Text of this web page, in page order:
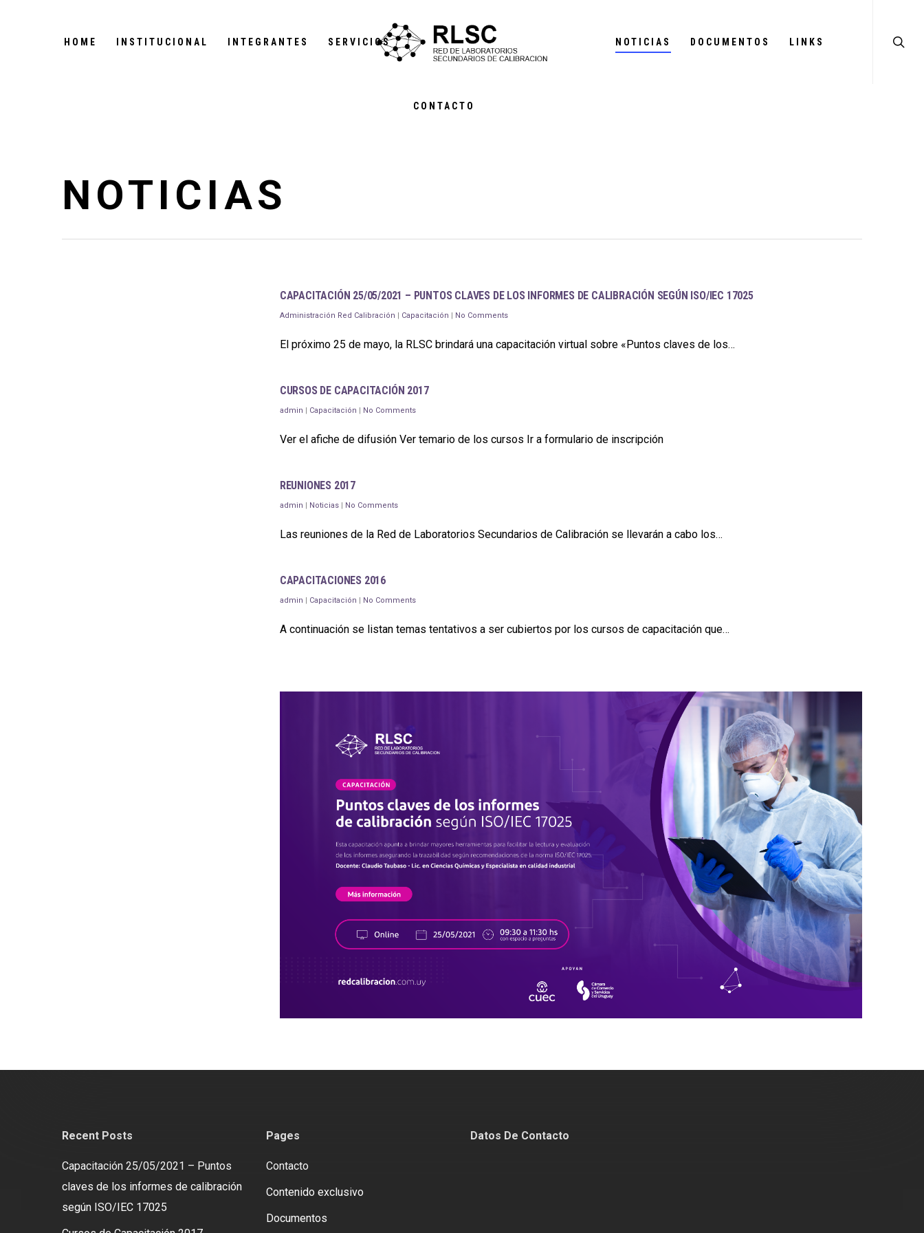
HOME INSTITUCIONAL INTEGRANTES SERVICIOS NOTICIAS DOCUMENTOS LINKS
CONTACTO
NOTICIAS
CAPACITACIÓN 25/05/2021 – PUNTOS CLAVES DE LOS INFORMES DE CALIBRACIÓN SEGÚN ISO/IEC 17025
Administración Red Calibración | Capacitación | No Comments
El próximo 25 de mayo, la RLSC brindará una capacitación virtual sobre «Puntos claves de los…
CURSOS DE CAPACITACIÓN 2017
admin | Capacitación | No Comments
Ver el afiche de difusión Ver temario de los cursos Ir a formulario de inscripción
REUNIONES 2017
admin | Noticias | No Comments
Las reuniones de la Red de Laboratorios Secundarios de Calibración se llevarán a cabo los…
CAPACITACIONES 2016
admin | Capacitación | No Comments
A continuación se listan temas tentativos a ser cubiertos por los cursos de capacitación que…
Recent Posts
Capacitación 25/05/2021 – Puntos
claves de los informes de calibración
según ISO/IEC 17025
Pages
Contacto
Contenido exclusivo
Documentos
Datos De Contacto